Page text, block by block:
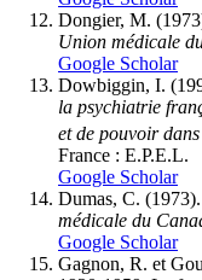
Dongier, M.
Union médicale
Google Scholar
Dowbiggin, I.
la psychiatrie
et de pouvoir
France : E.P.E.L.
Google Scholar
Dumas, C.
médicale du
Google Scholar
Gagnon, R. et